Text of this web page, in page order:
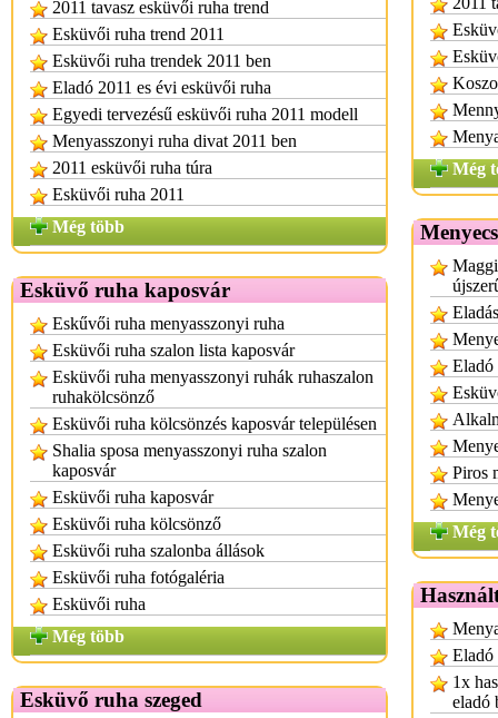
2011 tavasz esküvői ruha trend
Esküvői ruha trend 2011
Esküvői ruha trendek 2011 ben
Eladó 2011 es évi esküvői ruha
Egyedi tervezésű esküvői ruha 2011 modell
Menyasszonyi ruha divat 2011 ben
2011 esküvői ruha túra
Esküvői ruha 2011
Még több
Esküvő ruha kaposvár
Eskűvői ruha menyasszonyi ruha
Esküvői ruha szalon lista kaposvár
Esküvői ruha menyasszonyi ruhák ruhaszalon
ruhakölcsönző
Esküvői ruha kölcsönzés kaposvár településen
Shalia sposa menyasszonyi ruha szalon
kaposvár
Esküvői ruha kaposvár
Esküvői ruha kölcsönző
Esküvői ruha szalonba állások
Esküvői ruha fotógaléria
Esküvői ruha
Még több
Esküvő ruha szeged
Még
Eladó
Piros
Még
Eladó
1x
eladó